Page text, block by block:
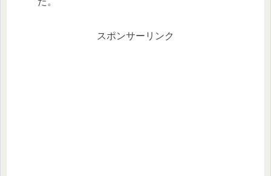
スポンサーリンク